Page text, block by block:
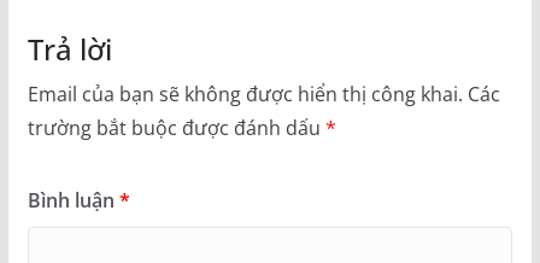
Trả lời
Email của bạn sẽ không được hiển thị công khai. Các
trường bắt buộc được đánh dấu *
Bình luận *